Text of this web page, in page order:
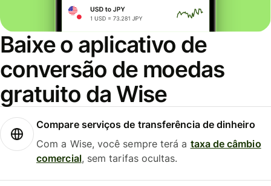
Baixe o aplicativo de
conversão de moedas
gratuito da Wise
Compare serviços de transferência de dinheiro
Com a Wise, você sempre terá a taxa de câmbio
comercial, sem tarifas ocultas.